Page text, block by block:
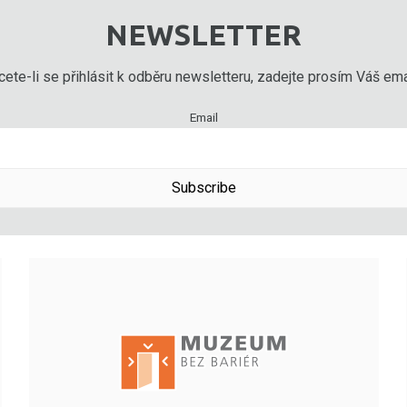
NEWSLETTER
li se přihlásit k odběru newsletteru, zadejte prosím Váš
Email
Subscribe